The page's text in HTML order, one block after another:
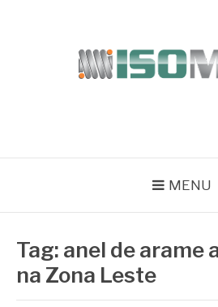
MENU
Tag: anel de arame
na Zona Leste